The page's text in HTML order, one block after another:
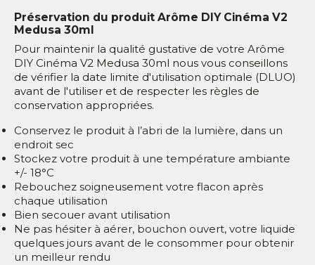
Préservation du produit Arôme DIY Cinéma V2
Medusa 30ml
Pour maintenir la qualité gustative de votre Arôme
DIY Cinéma V2 Medusa 30ml nous vous conseillons
de vérifier la date limite d'utilisation optimale (DLUO)
avant de l'utiliser et de respecter les règles de
conservation appropriées.
Conservez le produit à l’abri de la lumière, dans un
endroit sec
Stockez votre produit à une température ambiante
+/- 18°C
Rebouchez soigneusement votre flacon après
chaque utilisation
Bien secouer avant utilisation
Ne pas hésiter à aérer, bouchon ouvert, votre liquide
quelques jours avant de le consommer pour obtenir
un meilleur rendu